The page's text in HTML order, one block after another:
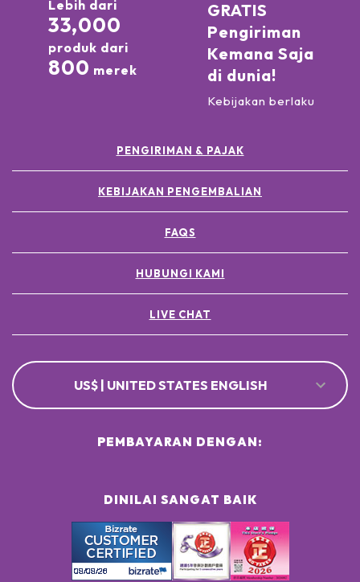
Lebih dari
33,000
produk dari
800 merek
GRATIS
Pengiriman
Kemana Saja
di dunia!
Kebijakan berlaku
PENGIRIMAN & PAJAK
KEBIJAKAN PENGEMBALIAN
FAQS
HUBUNGI KAMI
LIVE CHAT
US$ | UNITED STATES ENGLISH
DINILAI SANGAT BAIK
PEMBAYARAN DENGAN: